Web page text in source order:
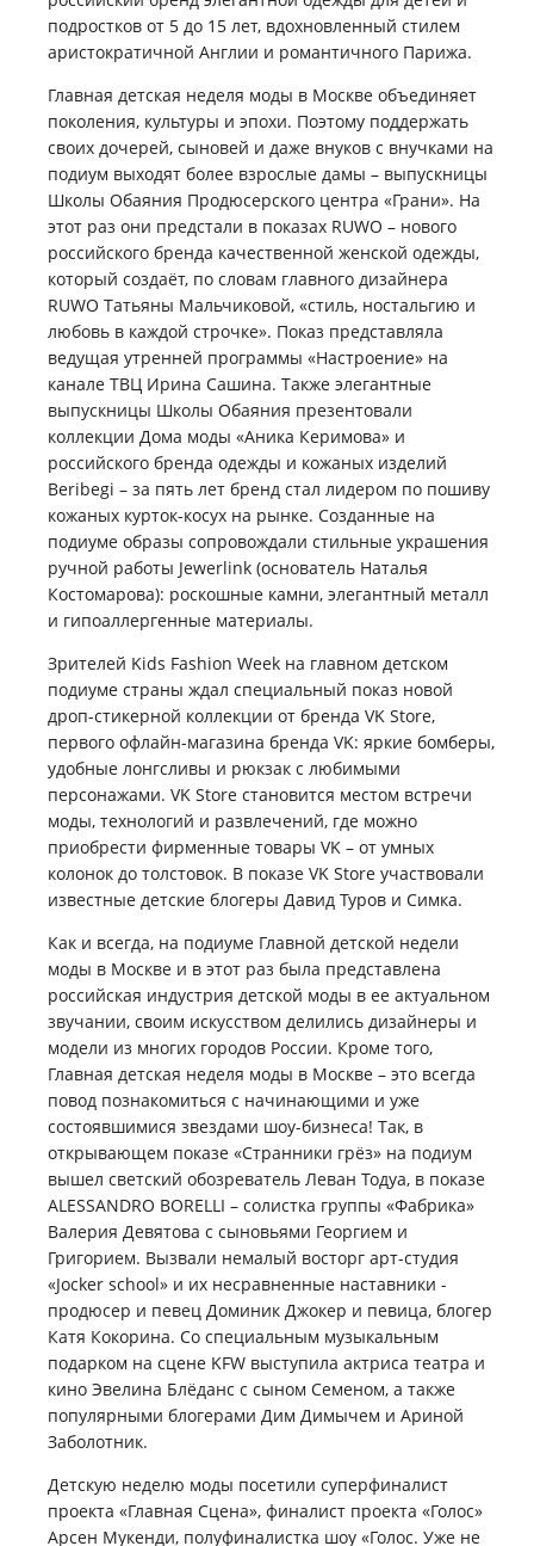
подростков от 5 до 15 лет, вдохновленный стилем
аристократичной Англии и романтичного Парижа.
Главная детская неделя моды в Москве объединяет
поколения, культуры и эпохи. Поэтому поддержать
своих дочерей, сыновей и даже внуков с внучками на
подиум выходят более взрослые дамы – выпускницы
Школы Обаяния Продюсерского центра «Грани». На
этот раз они предстали в показах RUWO – нового
российского бренда качественной женской одежды,
который создаёт, по словам главного дизайнера
RUWO Татьяны Мальчиковой, «стиль, ностальгию и
любовь в каждой строчке». Показ представляла
ведущая утренней программы «Настроение» на
канале ТВЦ Ирина Сашина. Также элегантные
выпускницы Школы Обаяния презентовали
коллекции Дома моды «Аника Керимова» и
российского бренда одежды и кожаных изделий
Beribegi – за пять лет бренд стал лидером по пошиву
кожаных курток-косух на рынке. Созданные на
подиуме образы сопровождали стильные украшения
ручной работы Jewerlink (основатель Наталья
Костомарова): роскошные камни, элегантный металл
и гипоаллергенные материалы.
Зрителей Kids Fashion Week на главном детском
подиуме страны ждал специальный показ новой
дроп-стикерной коллекции от бренда VK Store,
первого офлайн-магазина бренда VK: яркие бомберы,
удобные лонгсливы и рюкзак с любимыми
персонажами. VK Store становится местом встречи
моды, технологий и развлечений, где можно
приобрести фирменные товары VK – от умных
колонок до толстовок. В показе VK Store участвовали
известные детские блогеры Давид Туров и Симка.
Как и всегда, на подиуме Главной детской недели
моды в Москве и в этот раз была представлена
российская индустрия детской моды в ее актуальном
звучании, своим искусством делились дизайнеры и
модели из многих городов России. Кроме того,
Главная детская неделя моды в Москве – это всегда
повод познакомиться с начинающими и уже
состоявшимися звездами шоу-бизнеса! Так, в
открывающем показе «Странники грёз» на подиум
вышел светский обозреватель Леван Тодуа, в показе
ALESSANDRO BORELLI – солистка группы «Фабрика»
Валерия Девятова с сыновьями Георгием и
Григорием. Вызвали немалый восторг арт-студия
«Jocker school» и их несравненные наставники -
продюсер и певец Доминик Джокер и певица, блогер
Катя Кокорина. Со специальным музыкальным
подарком на сцене KFW выступила актриса театра и
кино Эвелина Блёданс с сыном Семеном, а также
популярными блогерами Дим Димычем и Ариной
Заболотник.
Детскую неделю моды посетили суперфиналист
проекта «Главная Сцена», финалист проекта «Голос»
Арсен Мукенди, полуфиналистка шоу «Голос. Уже не